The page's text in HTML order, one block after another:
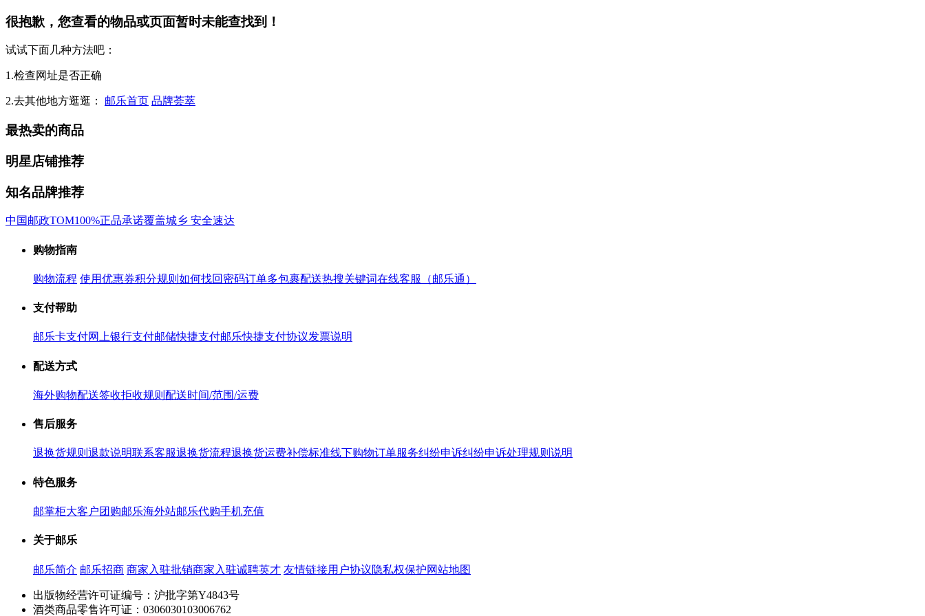
很抱歉，您查看的物品或页面暂时未能查找到！
试试下面几种方法吧：
1.检查网址是否正确
2.去其他地方逛逛： 邮乐首页 品牌荟萃
最热卖的商品
明星店铺推荐
知名品牌推荐
中国邮政TOM100%正品承诺覆盖城乡 安全速达
购物指南
购物流程 使用优惠券积分规则 如何找回密码订单多包裹配送热搜关键词在线客服（邮乐通）
支付帮助
邮乐卡支付网上银行支付邮储快捷支付邮乐快捷支付协议发票说明
配送方式
海外购物配送签收拒收规则 配送时间/范围/运费
售后服务
退换货规则 退款说明联系客服退换货流程退换货运费补偿标准线下购物订单服务纠纷申诉纠纷申诉处理规则说明
特色服务
邮掌柜大客户团购邮乐海外站邮乐代购手机充值
关于邮乐
邮乐简介 邮乐招商 商家入驻批销商家入驻诚聘英才 友情链接用户协议隐私权保护网站地图
出版物经营许可证编号：沪批字第Y4843号
酒类商品零售许可证：0306030103006762